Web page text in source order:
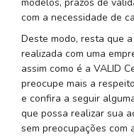
com a necessidade de
Deste modo, resta que
realizada com uma
assim como é a VALID
preocupe mais a
e confira a seguir
que possa realizar sua
sem preocupações com